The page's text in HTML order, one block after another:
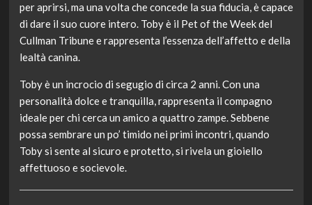
per aprirsi, ma una volta che concede la sua fiducia, è capace
di dare il suo cuore intero. Toby è il Pet of the Week del
Cullman Tribune e rappresenta l’essenza dell’affetto e della
lealtà canina.
Toby è un incrocio di segugio di circa 2 anni. Con una
personalità dolce e tranquilla, rappresenta il compagno
ideale per chi cerca un amico a quattro zampe. Sebbene
possa sembrare un po’ timido nei primi incontri, quando
Toby si sente al sicuro e protetto, si rivela un gioiello
affettuoso e socievole.